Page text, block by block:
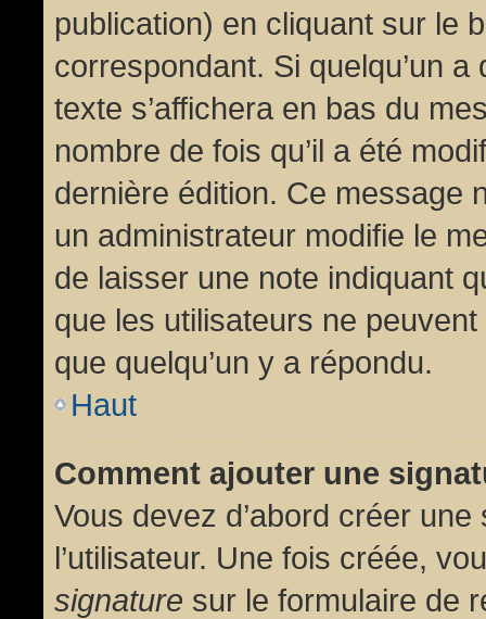
publication) en cliquant sur le
correspondant. Si quelqu’un
texte s’affichera en bas du
nombre de fois qu’il a été
dernière édition. Ce message
un administrateur modifie le
de laisser une note indiquant
que les utilisateurs ne
que quelqu’un y a répondu.
Haut
Comment ajouter une
Vous devez d’abord créer
l’utilisateur. Une fois créée,
signature sur le formulaire de